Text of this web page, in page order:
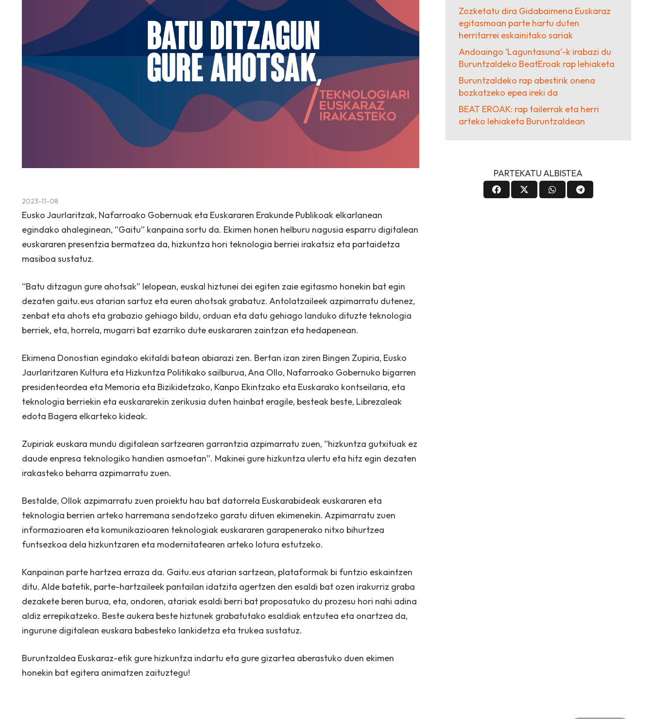
2023-11-08
Eusko Jaurlaritzak, Nafarroako Gobernuak eta Euskararen Erakunde Publikoak elkarlanean
egindako ahaleginean, “Gaitu” kanpaina sortu da. Ekimen honen helburu nagusia esparru digitalean
euskararen presentzia bermatzea da, hizkuntza hori teknologia berriei irakatsiz eta partaidetza
masiboa sustatuz.
“Batu ditzagun gure ahotsak” lelopean, euskal hiztunei dei egiten zaie egitasmo honekin bat egin
dezaten gaitu.eus atarian sartuz eta euren ahotsak grabatuz. Antolatzaileek azpimarratu dutenez,
zenbat eta ahots eta grabazio gehiago bildu, orduan eta datu gehiago landuko dituzte teknologia
berriek, eta, horrela, mugarri bat ezarriko dute euskararen zaintzan eta hedapenean.
Ekimena Donostian egindako ekitaldi batean abiarazi zen. Bertan izan ziren Bingen Zupiria, Eusko
Jaurlaritzaren Kultura eta Hizkuntza Politikako sailburua, Ana Ollo, Nafarroako Gobernuko bigarren
presidenteordea eta Memoria eta Bizikidetzako, Kanpo Ekintzako eta Euskarako kontseilaria, eta
teknologia berriekin eta euskararekin zerikusia duten hainbat eragile, besteak beste, Librezaleak
edota Bagera elkarteko kideak.
Zupiriak euskara mundu digitalean sartzearen garrantzia azpimarratu zuen, “hizkuntza gutxituak ez
daude enpresa teknologiko handien asmoetan”. Makinei gure hizkuntza ulertu eta hitz egin dezaten
irakasteko beharra azpimarratu zuen.
Bestalde, Ollok azpimarratu zuen proiektu hau bat datorrela Euskarabideak euskararen eta
teknologia berrien arteko harremana sendotzeko garatu dituen ekimenekin. Azpimarratu zuen
informazioaren eta komunikazioaren teknologiak euskararen garapenerako nitxo bihurtzea
funtsezkoa dela hizkuntzaren eta modernitatearen arteko lotura estutzeko.
Kanpainan parte hartzea erraza da. Gaitu.eus atarian sartzean, plataformak bi funtzio eskaintzen
ditu. Alde batetik, parte-hartzaileek pantailan idatzita agertzen den esaldi bat ozen irakurriz graba
dezakete beren burua, eta, ondoren, atariak esaldi berri bat proposatuko du prozesu hori nahi adina
aldiz errepikatzeko. Beste aukera beste hiztunek grabatutako esaldiak entzutea eta onartzea da,
ingurune digitalean euskara babesteko lankidetza eta trukea sustatuz.
Buruntzaldea Euskaraz-etik gure hizkuntza indartu eta gure gizartea aberastuko duen ekimen
honekin bat egitera animatzen zaituztegu!
Zozketatu dira Gidabaimena Euskaraz
egitasmoan parte hartu duten
herritarrei eskainitako sariak
Andoaingo ‘Laguntasuna’-k irabazi du
Buruntzaldeko BeatEroak rap lehiaketa
Buruntzaldeko rap abestirik onena
bozkatzeko epea ireki da
BEAT EROAK: rap tailerrak eta herri
arteko lehiaketa Buruntzaldean
PARTEKATU ALBISTEA